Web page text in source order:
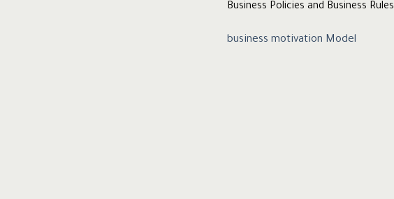
Business Policies and Business Rules
business motivation Model